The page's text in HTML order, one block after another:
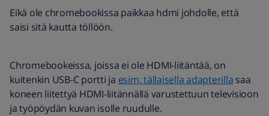
Eikä ole chromebookissa paikkaa hdmi johdolle, että
saisi sitä kautta töllöön.
Chromebookeissa, joissa ei ole HDMI-liitäntää, on
kuitenkin USB-C portti ja esim. tällaisella adapterilla saa
koneen liitettyä HDMI-liitännällä varustettuun televisioon
ja työpöydän kuvan isolle ruudulle.